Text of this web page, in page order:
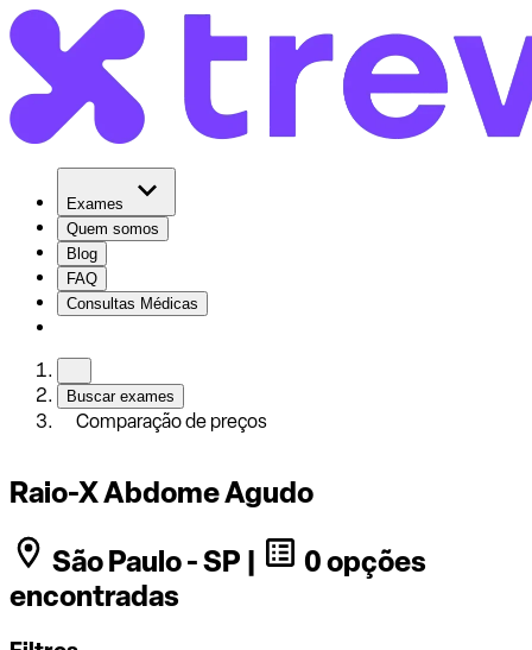
Exames
Quem somos
Blog
FAQ
Consultas Médicas
Buscar exames
Comparação de preços
Raio-X Abdome Agudo
São Paulo - SP |
0 opções
encontradas